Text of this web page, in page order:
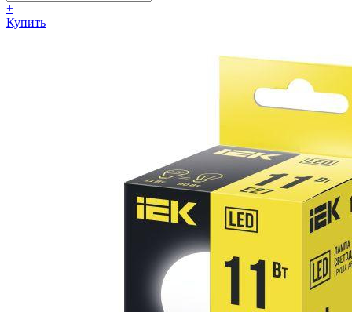
+
Купить